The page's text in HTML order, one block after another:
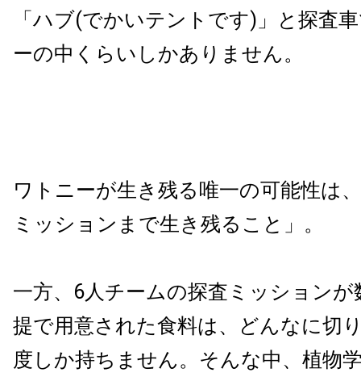
「ハブ(でかいテントです)」と探査
ーの中くらいしかありません。
ワトニーが生き残る唯一の可能性は
ミッションまで生き残ること」。
一方、6人チームの探査ミッションが
提で用意された食料は、どんなに切
度しか持ちません。そんな中、植物